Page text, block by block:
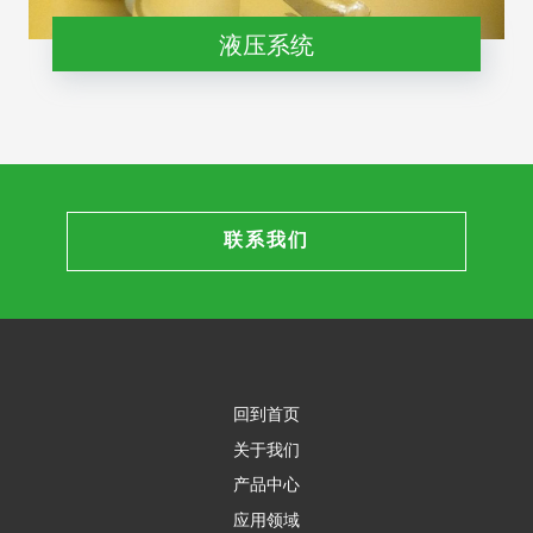
液压系统
联系我们
回到首页
关于我们
产品中心
应用领域